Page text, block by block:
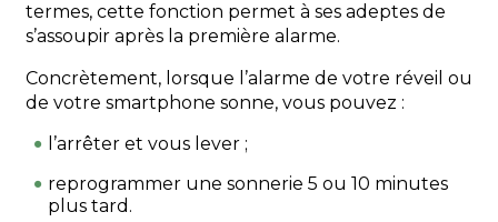
termes, cette fonction permet à ses adeptes de
s’assoupir après la première alarme.
Concrètement, lorsque l’alarme de votre réveil ou
de votre smartphone sonne, vous pouvez :
l’arrêter et vous lever ;
reprogrammer une sonnerie 5 ou 10 minutes
plus tard.